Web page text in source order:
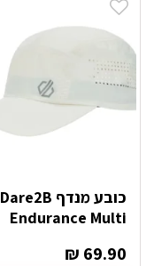
סוגים.
ניתן
לבחור
את
האפשרויות
המוצר
כובע מנדף Dare2B
Endurance Multi
₪ 69.90